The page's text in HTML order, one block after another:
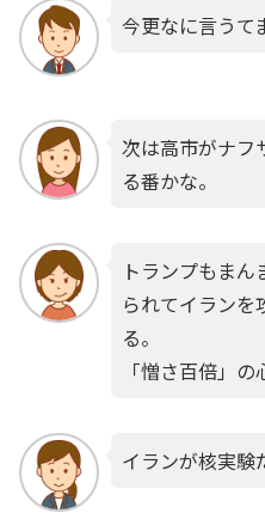
今更なに言うて
次は高市がナフ
る番かな。
トランプもま
られてイランを
る。
「憎さ百倍」の
イランが核実験